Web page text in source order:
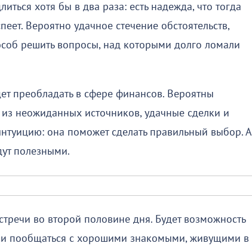
хотя бы в два раза: есть надежда, что тогда
Вероятно удачное стечение обстоятельств,
решить вопросы, над которыми долго ломали
преобладать в сфере финансов. Вероятны
неожиданных источников, удачные сделки и
она поможет сделать правильный выбор. А
полезными.
во второй половине дня. Будет возможность
пообщаться с хорошими знакомыми, живущими в